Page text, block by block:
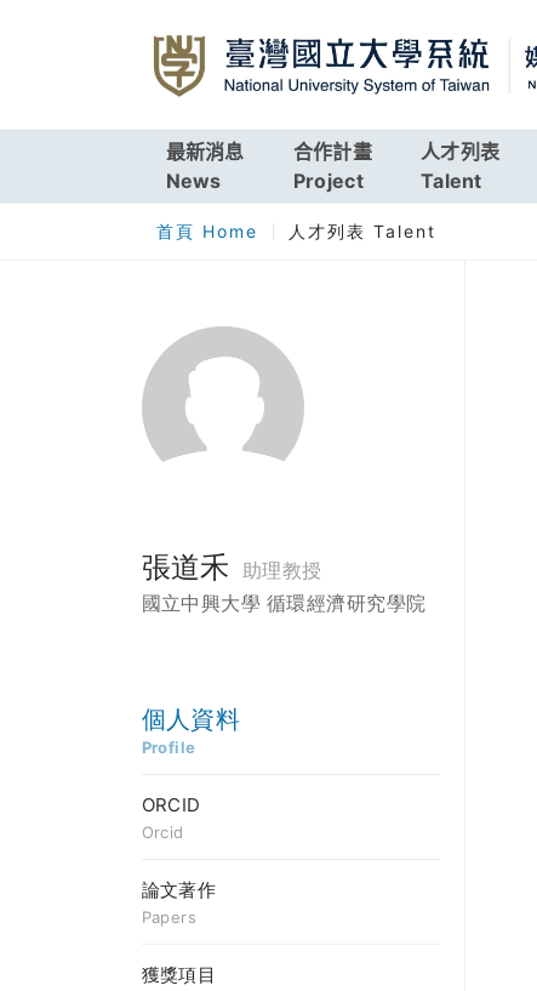
最新消息
News
合作計畫
Project
人才列表
Talent
首頁 Home 人才列表 Talent
張道禾 助理教授
國立中興大學 循環經濟研究學院
個人資料
Profile
ORCID
Orcid
論文著作
Papers
獲獎項目